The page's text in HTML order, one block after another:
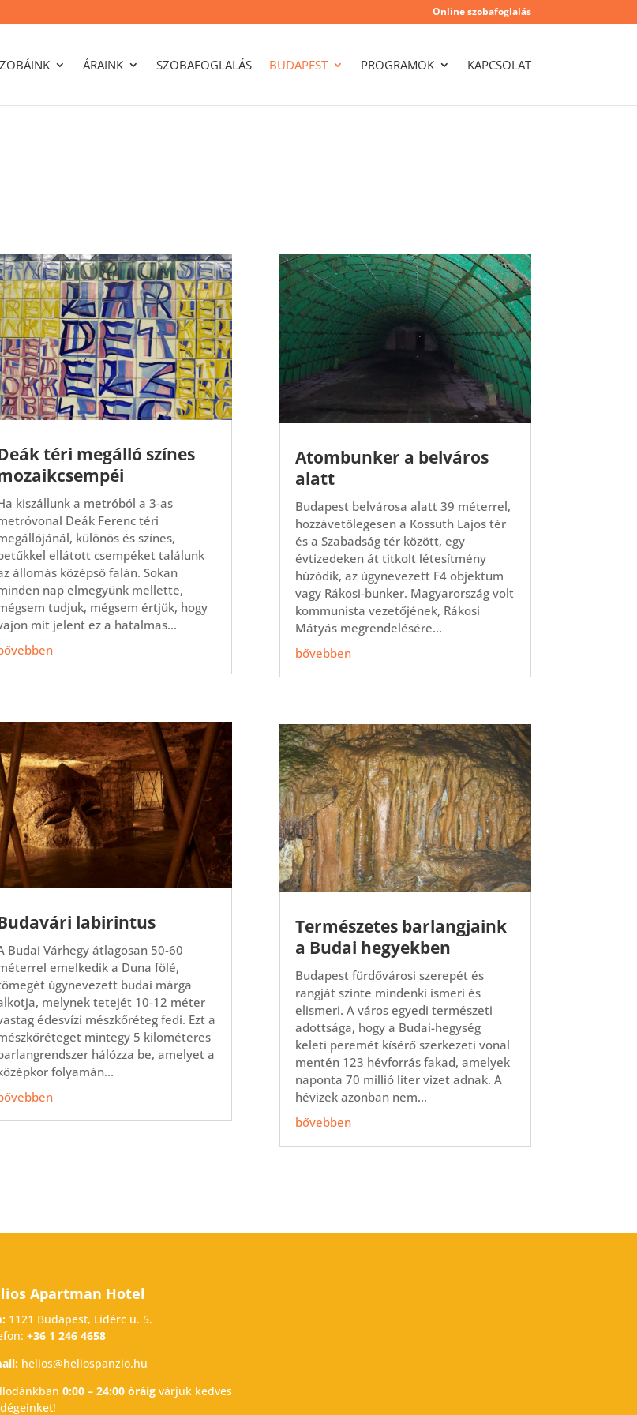
Online szobafoglalás
ÁRAINK SZOBAFOGLALÁS BUDAPEST PROGRAMOK KAPCSOLAT
téri megálló színes
kiszállunk a metróból a 3-as
Deák Ferenc téri
különös és színes,
ellátott csempéket találunk
állomás középső falán. Sokan
nap elmegyünk mellette,
tudjuk, mégsem értjük, hogy
mit jelent ez a hatalmas...
labirintus
Budai Várhegy átlagosan 50-60
emelkedik a Duna fölé,
úgynevezett budai márga
melynek tetejét 10-12 méter
édesvízi mészkőréteg fedi. Ezt a
mintegy 5 kilométeres
hálózza be, amelyet a
folyamán...
Atombunker a belváros
alatt
Budapest belvárosa alatt 39 méterrel,
hozzávetőlegesen a Kossuth Lajos tér
és a Szabadság tér között, egy
évtizedeken át titkolt létesítmény
húzódik, az úgynevezett F4 objektum
vagy Rákosi-bunker. Magyarország volt
kommunista vezetőjének, Rákosi
Mátyás megrendelésére...
bővebben
Természetes barlangjaink
a Budai hegyekben
Budapest fürdővárosi szerepét és
rangját szinte mindenki ismeri és
elismeri. A város egyedi természeti
adottsága, hogy a Budai-hegység
keleti peremét kísérő szerkezeti vonal
mentén 123 hévforrás fakad, amelyek
naponta 70 millió liter vizet adnak. A
hévizek azonban nem...
bővebben
Apartman Hotel
1121 Budapest, Lidérc u. 5.
+36 1 246 4658
helios@heliospanzio.hu
0:00 – 24:00 óráigvárjuk kedves